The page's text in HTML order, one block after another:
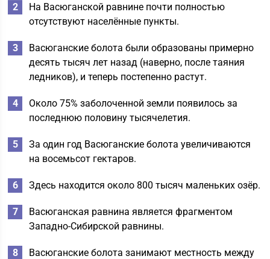
На Васюганской равнине почти полностью
отсутствуют населённые пункты.
Васюганские болота были образованы примерно
десять тысяч лет назад (наверно, после таяния
ледников), и теперь постепенно растут.
Около 75% заболоченной земли появилось за
последнюю половину тысячелетия.
За один год Васюганские болота увеличиваются
на восемьсот гектаров.
Здесь находится около 800 тысяч маленьких озёр.
Васюганская равнина является фрагментом
Западно-Сибирской равнины.
Васюганские болота занимают местность между